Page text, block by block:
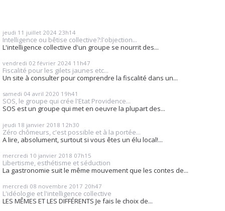
jeudi 11 juillet 2024 23h14
Intelligence ou bêtise collective?:l'objection...
L'intelligence collective d'un groupe se nourrit des...
vendredi 02 février 2024 11h47
Fiscalité pour les gilets jaunes etc...
Un site à consulter pour comprendre la fiscalité dans un...
samedi 04 avril 2020 19h41
SOS, le groupe qui crée l'Etat Providence...
SOS est un groupe qui met en oeuvre la plupart des...
jeudi 18 janvier 2018 12h30
Zéro chômeurs, c'est possible et à la portée...
A lire, absolument, surtout si vous êtes un élu local!...
mercredi 10 janvier 2018 07h15
Libertisme, esthétisme et séduction
La gastronomie suit le même mouvement que les contes de...
mercredi 08 novembre 2017 20h47
L'idéologie et l'intelligence collective
LES MÊMES ET LES DIFFÉRENTS Je fais le choix de...